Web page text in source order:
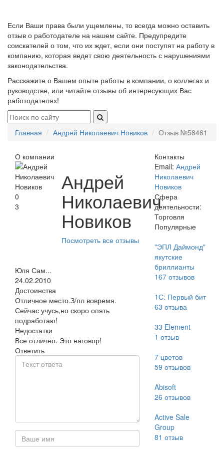
Если Ваши права были ущемлены, то всегда можно оставить
отзыв о работодателе на нашем сайте. Предупредите
соискателей о том, что их ждет, если они поступят на работу в
компанию, которая ведет свою деятельность с нарушениями
законодательства.
Расскажите о Вашем опыте работы в компании, о коллегах и
руководстве, или читайте отзывы об интересующих Вас
работодателях!
Главная Андрей Николаевич Новиков Отзыв №58461
О компании
0
3
Андрей
Николаевич
Новиков
Посмотреть все отзывы
Юля Сам...
24.02.2010
Достоинства
Отличное место.З/пл вовремя.
Сейчас учусь,но скоро опять
подработаю!
Недостатки
Все отлично. Это наговор!
Ответить
Контакты
Email: Андрей
Николаевич
Новиков
Сфера
деятельности:
Торговля
Популярные
"ЭПЛ Даймонд"
якутские
бриллианты
167отзывов
1С: Первый бит
63 отзыва
33 Element
1 отзыв
7 цветов
59 отзывов
Abisoft
26 отзывов
Active Sale
Group
81 отзыв